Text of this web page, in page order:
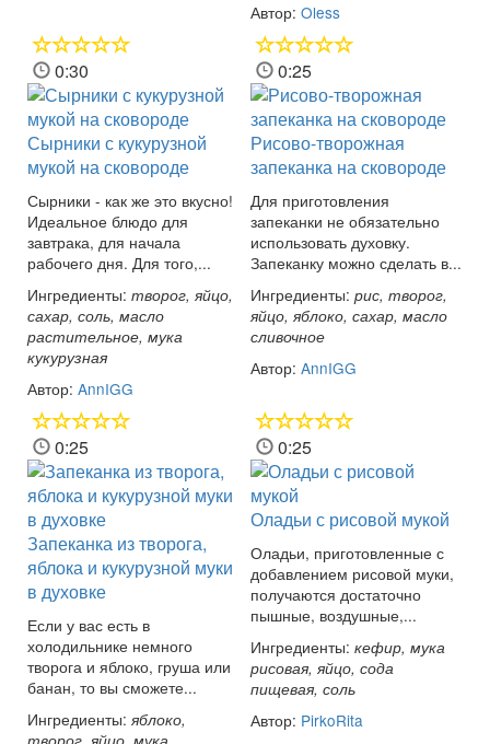
Автор: Oless
0:30
Сырники с кукурузной
мукой на сковороде
Сырники - как же это вкусно!
Идеальное блюдо для
завтрака, для начала
рабочего дня. Для того,...
Ингредиенты: творог, яйцо,
сахар, соль, масло
растительное, мука
кукурузная
Автор: AnnIGG
0:25
Рисово-творожная
запеканка на сковороде
Для приготовления
запеканки не обязательно
использовать духовку.
Запеканку можно сделать в...
Ингредиенты: рис, творог,
яйцо, яблоко, сахар, масло
сливочное
Автор: AnnIGG
0:25
Запеканка из творога,
яблока и кукурузной муки
в духовке
Если у вас есть в
холодильнике немного
творога и яблоко, груша или
банан, то вы сможете...
Ингредиенты: яблоко,
0:25
Оладьи с рисовой мукой
Оладьи, приготовленные с
добавлением рисовой муки,
получаются достаточно
пышные, воздушные,...
Ингредиенты: кефир, мука
рисовая, яйцо, сода
пищевая, соль
Автор: PirkoRita